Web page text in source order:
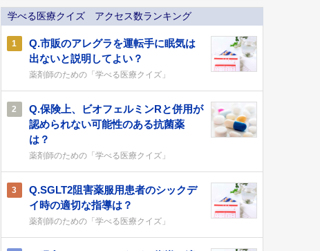
学べる医療クイズ アクセス数ランキング
1
Q.市販のアレグラを運転手に眠気は
出ないと説明してよい？
薬剤師のための「学べる医療クイズ」
2
Q.保険上、ビオフェルミンRと併用が
認められない可能性のある抗菌薬
は？
薬剤師のための「学べる医療クイズ」
3
Q.SGLT2阻害薬服用患者のシックデ
イ時の適切な指導は？
薬剤師のための「学べる医療クイズ」